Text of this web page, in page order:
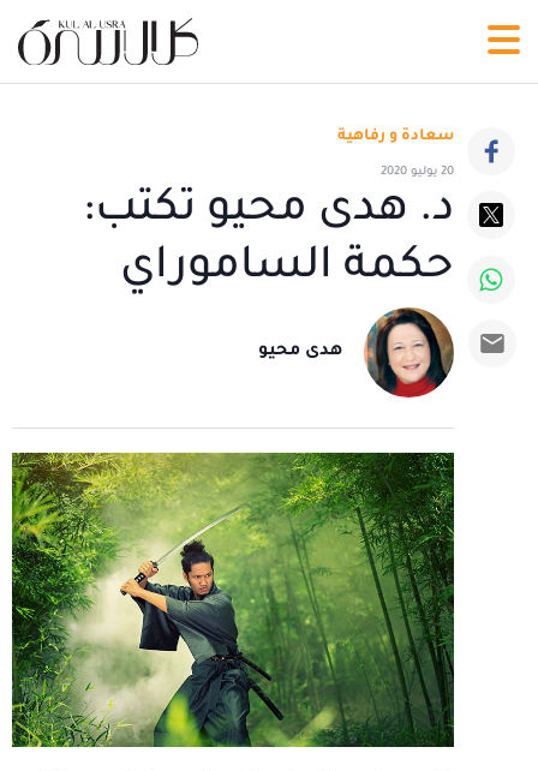
سعادة و رفاهية
20 يوليو 2020
د. هدى محيو تكتب:
حكمة الساموراي
هدى محيو